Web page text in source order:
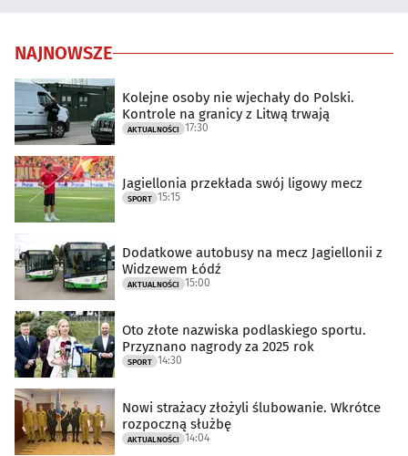
NAJNOWSZE
Kolejne osoby nie wjechały do Polski.
Kontrole na granicy z Litwą trwają
AKTUALNOŚCI 17:30
Jagiellonia przekłada swój ligowy mecz
SPORT 15:15
Dodatkowe autobusy na mecz Jagiellonii z
Widzewem Łódź
AKTUALNOŚCI 15:00
Oto złote nazwiska podlaskiego sportu.
Przyznano nagrody za 2025 rok
SPORT 14:30
Nowi strażacy złożyli ślubowanie. Wkrótce
rozpoczną służbę
AKTUALNOŚCI 14:04